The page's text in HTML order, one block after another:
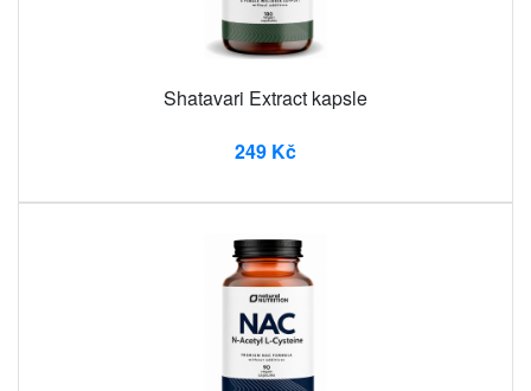
Shatavari Extract kapsle
249 Kč